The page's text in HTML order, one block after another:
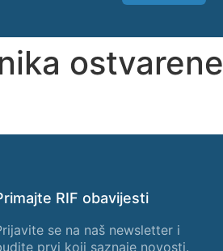
ostvarene
RIF obavijesti
se na naš newsletter i
prvi koji saznaje novosti.